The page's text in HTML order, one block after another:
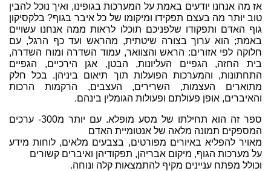
אז מה אנחנו יודעים באמת על המערכות בגופינו, ואיך נוכל להבין
טוב יותר מה בעצם תפקידו ומיקומו של כל איבר בגוף? בלקסיקון
גוף האדם ותפקודו שלפניכם תוכלו לראות ממה אנחנו עשויים
באמת; הוא ערוך בצורה שיטתית, מהראש ועד כף הרגל, עם
חלוקה לפי אזורים: הראש והצוואר, עמוד השדרה ומוח השדרה,
בית החזה, הגפיים העליונות, הבטן, אגן הירכיים, הגפיים
התחתונות, והמערכות הפועלות תוך תיאום ביניהן. בכל חלק
מתוארים העצמות, השרירים, העצבים, הרקמות הרכות
והאיברים, אופן פעולתם ופעולות הגומלין בינהם.
ספר זה הוא תחילתו של מסע מופלא. עם יותר מ300- ערכים
המספקים תמונה מלאה של אנטומיית האדם
מאויר להפליא באיורים מפורטים, בצבעים מלאים, לוחות מידע
על מערכות הגוף, מיקום אבריהן, תפקודיהן ואיברים קשורים
וכולל מפתח עניינים מקיף להתמצאות קלה ונוחה.